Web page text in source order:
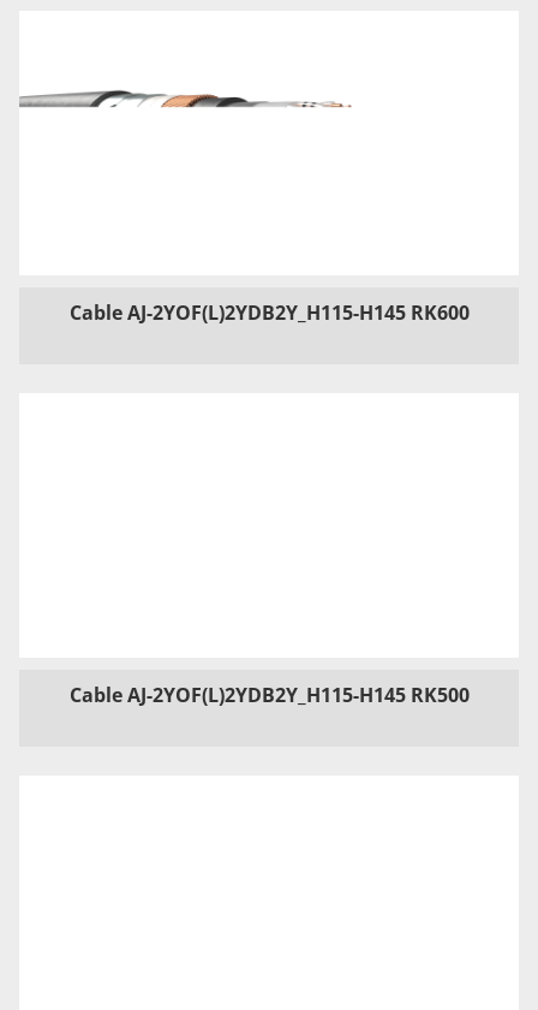
Cable AJ-2YOF(L)2YDB2Y_H115-H145 RK600
Cable AJ-2YOF(L)2YDB2Y_H115-H145 RK500